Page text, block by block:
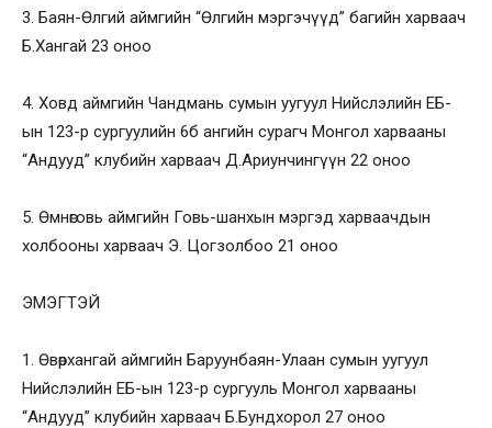
3. Баян-Өлгий аймгийн “Өлгийн мэргэчүүд” багийн харваач
Б.Хангай 23 оноо
4. Ховд аймгийн Чандмань сумын уугуул Нийслэлийн ЕБ-
ын 123-р сургуулийн 6б ангийн сурагч Монгол харвааны
“Андууд” клубийн харваач Д.Ариунчингүүн 22 оноо
5. Өмнөговь аймгийн Говь-шанхын мэргэд харваачдын
холбооны харваач Э. Цогзолбоо 21 оноо
ЭМЭГТЭЙ
1. Өвөрхангай аймгийн Баруунбаян-Улаан сумын уугуул
Нийслэлийн ЕБ-ын 123-р сургууль Монгол харвааны
“Андууд” клубийн харваач Б.Бундхорол 27 оноо